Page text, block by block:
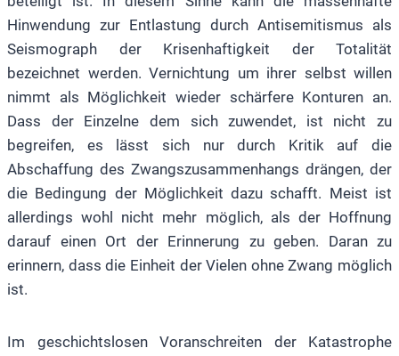
Hinwendung zur Entlastung durch Antisemitismus als
Seismograph der Krisenhaftigkeit der Totalität
bezeichnet werden. Vernichtung um ihrer selbst willen
nimmt als Möglichkeit wieder schärfere Konturen an.
Dass der Einzelne dem sich zuwendet, ist nicht zu
begreifen, es lässt sich nur durch Kritik auf die
Abschaffung des Zwangszusammenhangs drängen, der
die Bedingung der Möglichkeit dazu schafft. Meist ist
allerdings wohl nicht mehr möglich, als der Hoffnung
darauf einen Ort der Erinnerung zu geben. Daran zu
erinnern, dass die Einheit der Vielen ohne Zwang möglich
ist.
Im geschichtslosen Voranschreiten der Katastrophe